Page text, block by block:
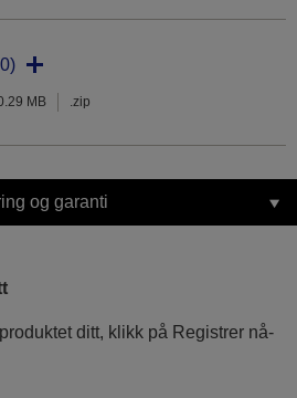
MB .zip
og garanti
ditt, klikk på Registrer nå-